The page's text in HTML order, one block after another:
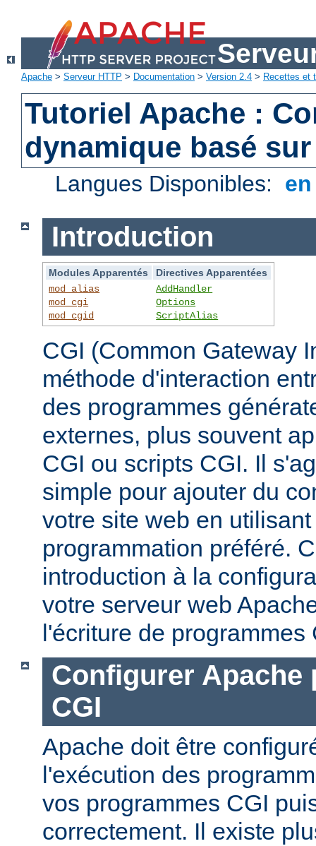
Apache > Serveur HTTP > Documentation > Version 2.4 > Recettes et
Tutoriel Apache :
dynamique basé sur
Langues Disponibles:
Introduction
Modules Apparentés
Directives Apparentées
mod_alias
mod_cgi
mod_cgid
AddHandler
Options
ScriptAlias
CGI (Common Gateway
méthode d'interaction
des programmes
externes, plus souvent
CGI ou scripts CGI. Il
simple pour ajouter du
votre site web en
programmation préféré.
introduction à la
votre serveur web
l'écriture de programmes
Configurer Apache
CGI
Apache doit être
l'exécution des
vos programmes CGI
correctement. Il existe